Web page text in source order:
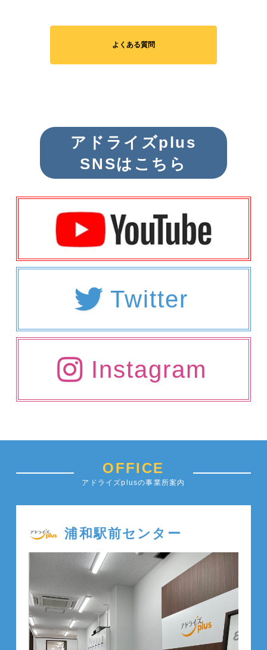
よくある質問
アドライズplus
SNSはこちら
Twitter
Instagram
OFFICE
アドライズplusの事業所案内
浦和駅前センター